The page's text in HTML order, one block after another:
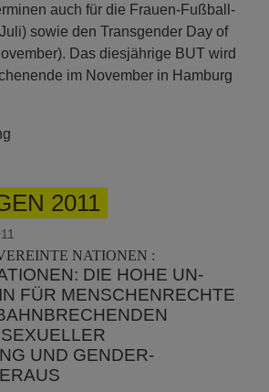
auch für die Frauen-Fußball-
sowie den Transgender Day of
Das diesjährige BUT wird
im November in Hamburg
2011
NATIONEN :
DIE HOHE UN-
FÜR MENSCHENRECHTE
UND GENDER-